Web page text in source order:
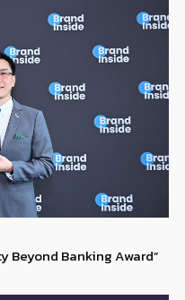
Beyond Banking Award”